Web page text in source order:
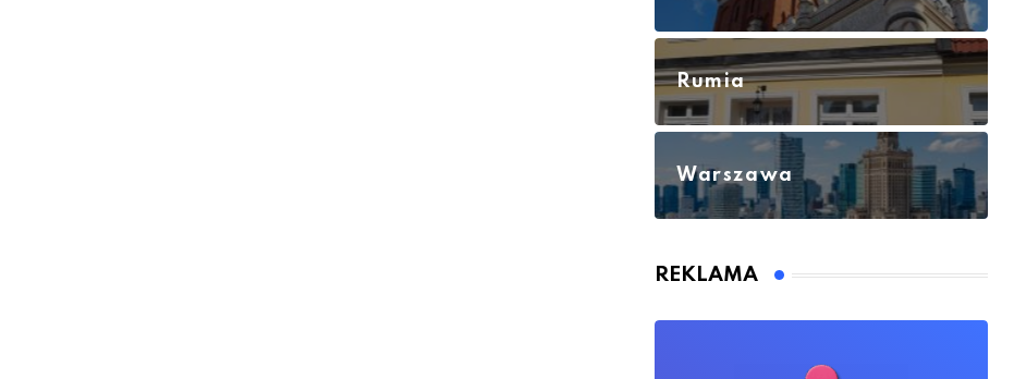
Rumia
Warszawa
REKLAMA